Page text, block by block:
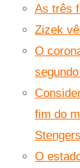
As três
Zizek
O
fim do
Stengers
O